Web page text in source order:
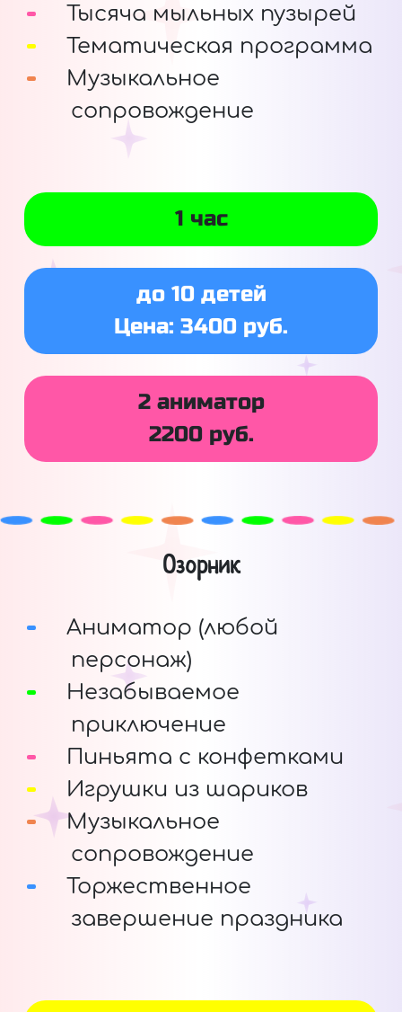
Тысяча мыльных пузырей
Тематическая программа
Музыкальное
сопровождение
1 час
до 10 детей
Цена: 3400 руб.
2 аниматор
2200 руб.
Озорник
Аниматор (любой
персонаж)
Незабываемое
приключение
Пиньята с конфетками
Игрушки из шариков
Музыкальное
сопровождение
Торжественное
завершение праздника